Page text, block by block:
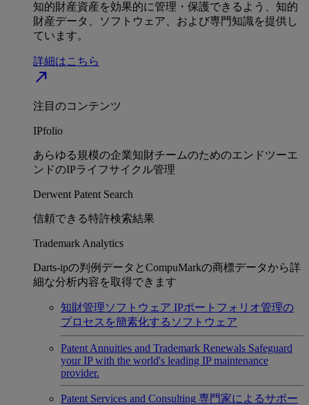
知的財産資産を効果的に管理・保護できるよう、知的
財産データ、ソフトウェア、および専門知識を提供し
ています。
詳細はこちら
north_east
注目のコンテンツ
IPfolio
あらゆる規模の企業知財チームのためのエンドツーエ
ンドのIPライフサイクル管理
Derwent Patent Search
信頼できる特許検索結果
Trademark Analytics
Darts-ipの判例データとCompuMarkの商標データから詳
細な分析内容を取得できます
知財管理ソフトウェア IPポートフォリオ管理の
プロセスを簡素化するソフトウェア
Patent Annuities and Trademark Renewals Safeguard
your IP with the world's leading IP maintenance
provider.
Patent Services and Consulting 専門家によるサポー